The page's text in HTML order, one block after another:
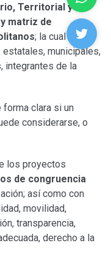
Territorial y
y matriz de
; la cual se
municipales,
integrantes de la
forma clara si un
considerarse, o
los proyectos
de congruencia
así como con
movilidad,
transparencia,
derecho a la